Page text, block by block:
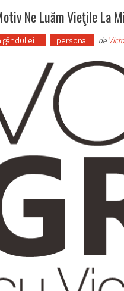
Ne Luăm Vieţile La
ei... personal de